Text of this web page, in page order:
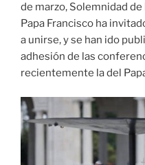
de marzo, Solemnidad
Papa Francisco ha
a unirse, y se han ido
adhesión de las
recientemente la del